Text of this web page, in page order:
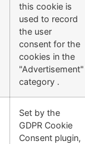
this cookie is
used to record
the user
consent for the
cookies in the
"Advertisement"
category .
Set by the
GDPR Cookie
Consent plugin,